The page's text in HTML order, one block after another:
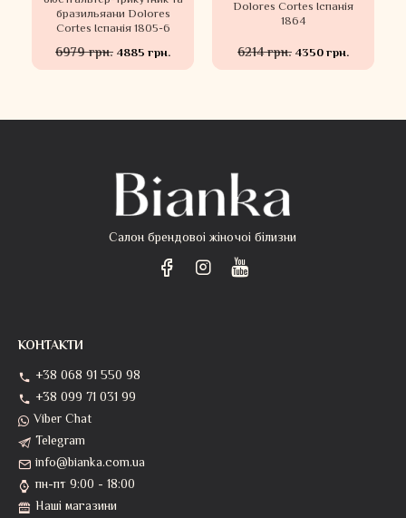
бразильяани Dolores
Cortes Іспанія 1805-6
6979 грн. 4885 грн.
Dolores Cortes Іспанія
1864
6214 грн. 4350 грн.
Салон брендовоі жіночоі білизни
КОНТАКТИ
+38 068 91 550 98
+38 099 71 031 99
Viber Chat
Telegram
info@bianka.com.ua
пн-пт 9:00 - 18:00
Наші магазини